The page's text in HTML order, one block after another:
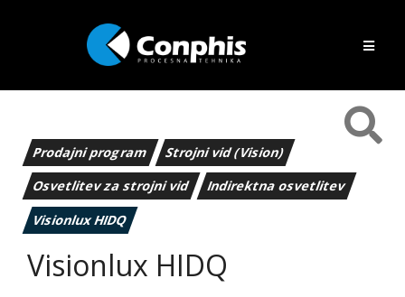
Prodajni program
Strojni vid (Vision)
Osvetlitev za strojni vid
Indirektna osvetlitev
Visionlux HIDQ
Visionlux HIDQ